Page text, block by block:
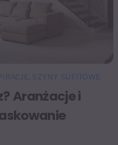
SZYNY SUFITOWE
Aranżacje i